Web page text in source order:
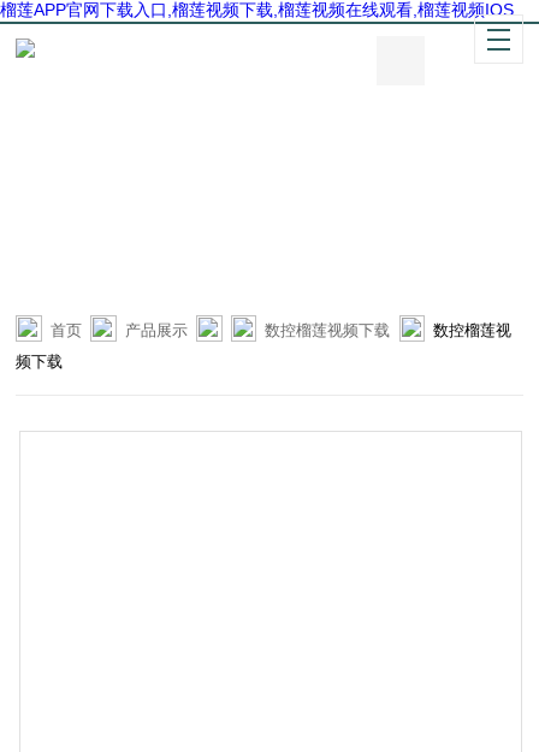
榴莲APP官网下载入口,榴莲视频下载,榴莲视频在线观看,榴莲视频IOS
首页 产品展示 数控榴莲视频下载
数控榴莲视
频下载